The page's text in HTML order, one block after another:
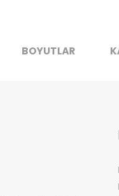
Stock moves super-
might be available
BOYUTLAR